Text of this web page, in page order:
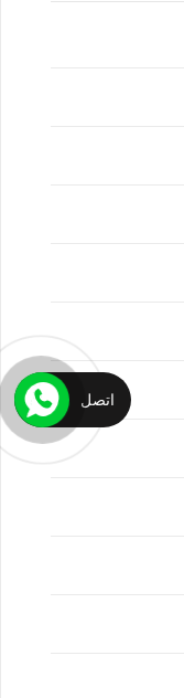
اتصل